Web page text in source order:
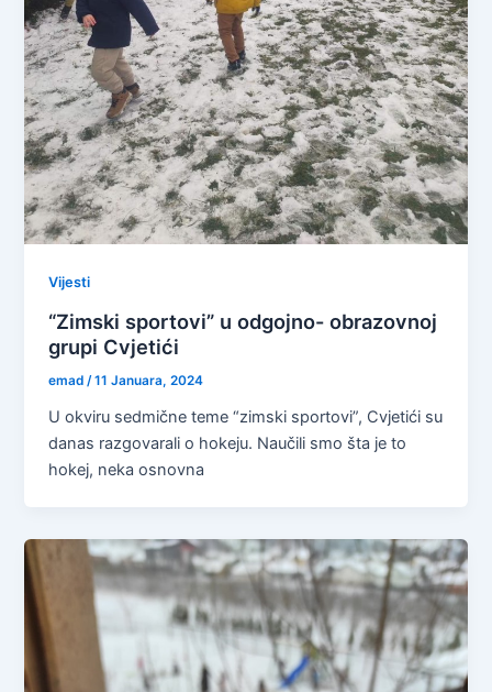
Vijesti
“Zimski sportovi” u odgojno- obrazovnoj
grupi Cvjetići
emad/11 Januara, 2024
U okviru sedmične teme “zimski sportovi”, Cvjetići su
danas razgovarali o hokeju. Naučili smo šta je to
hokej, neka osnovna